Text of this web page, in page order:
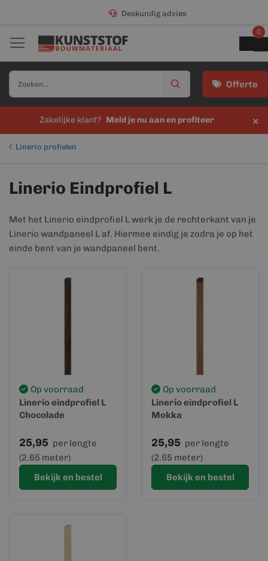
Deskundig advies
Offerte
0
Zakelijke klant? Meld je nu aan en profiteer ×
Linerio profielen
Linerio Eindprofiel L
Met het Linerio eindprofiel L werk je de rechterkant van je
Linerio wandpaneel L af. Hiermee eindig je zodra je op het
einde bent van je wandpaneel bent.
Op voorraad
Linerio eindprofiel L
Chocolade
25,95 per lengte
(2.65 meter)
Bekijk en bestel
Op voorraad
Linerio eindprofiel L
Mokka
25,95 per lengte
(2.65 meter)
Bekijk en bestel